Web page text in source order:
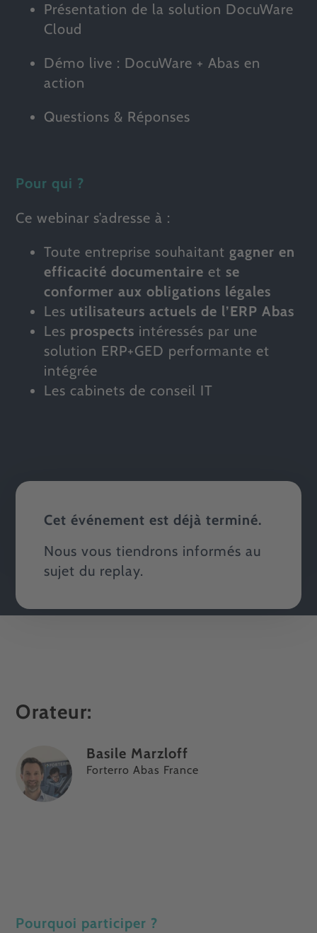
Présentation de la solution DocuWare
Cloud
Démo live : DocuWare + Abas en
action
Questions & Réponses
Pour qui ?
Ce webinar s’adresse à :
Toute entreprise souhaitant gagner en
efficacité documentaire et se
conformer aux obligations légales
Les utilisateurs actuels de l’ERP Abas
Les prospects intéressés par une
solution ERP+GED performante et
intégrée
Les cabinets de conseil IT
Cet événement est déjà terminé.
Nous vous tiendrons informés au
sujet du replay.
Orateur:
Basile Marzloff
Forterro Abas France
Pourquoi participer ?